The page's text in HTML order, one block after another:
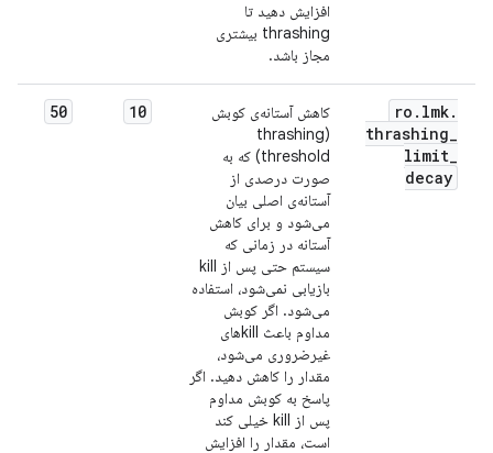
افزایش دهید تا
thrashing بیشتری
مجاز باشد.
ro . lmk.
thrashing_
limit_
decay
کاهش آستانه‌ی کوبش
(thrashing
threshold) که به
صورت درصدی از
آستانه‌ی اصلی بیان
می‌شود و برای کاهش
آستانه در زمانی که
سیستم حتی پس از kill
بازیابی نمی‌شود، استفاده
می‌شود. اگر کوبش
مداوم باعث killهای
غیرضروری می‌شود،
مقدار را کاهش دهید. اگر
پاسخ به کوبش مداوم
پس از kill خیلی کند
است، مقدار را افزایش
10
50